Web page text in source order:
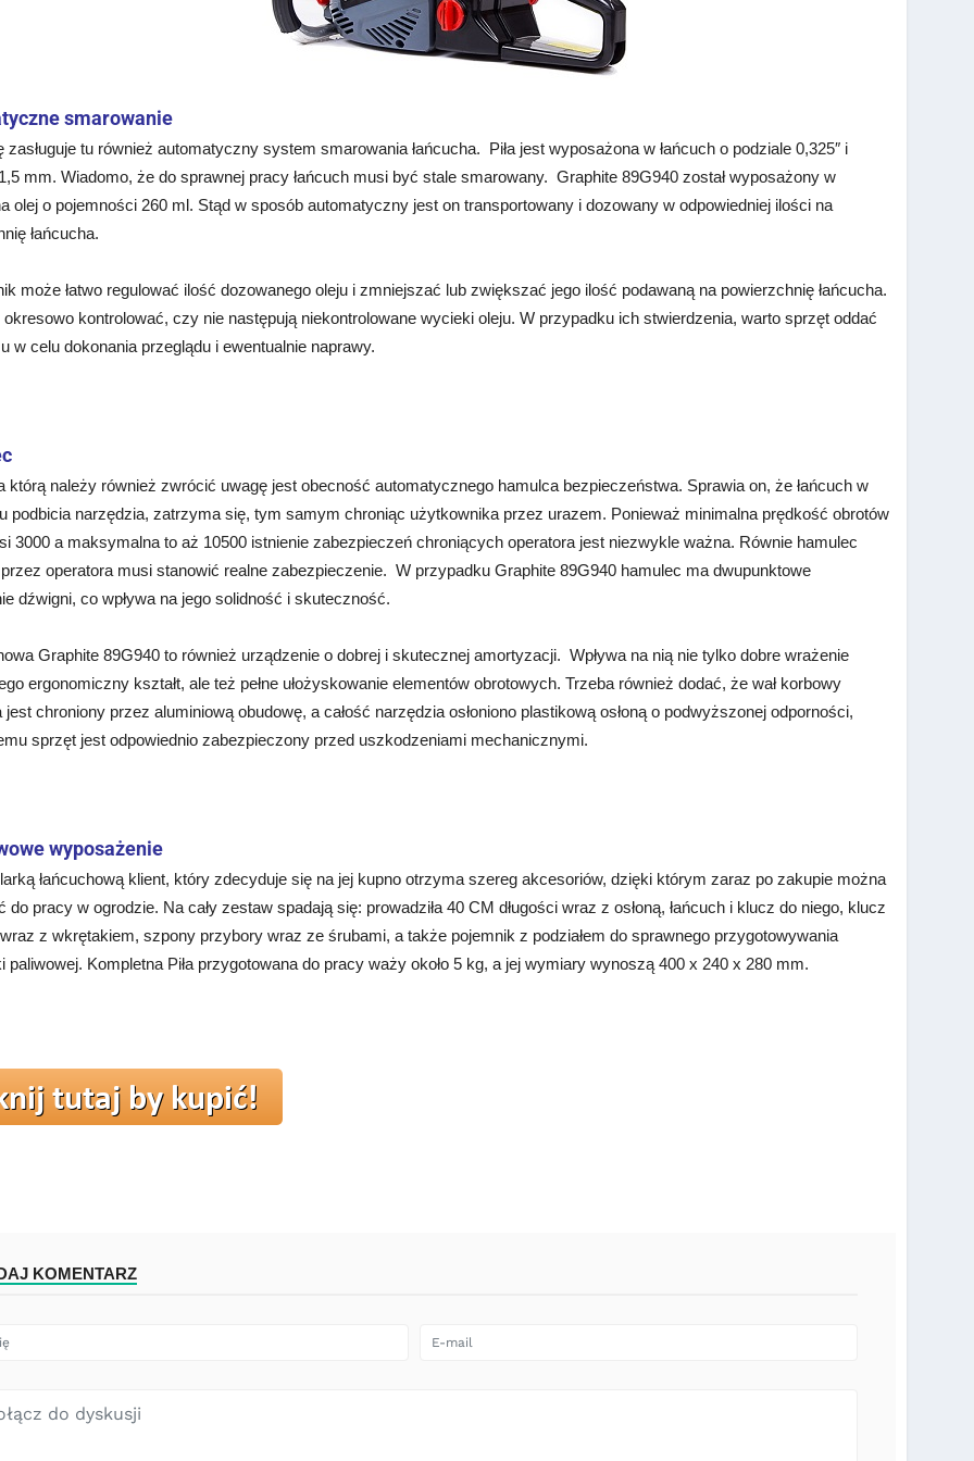
smarowanie
zasługuje tu również automatyczny system smarowania łańcucha. Piła jest wyposażona w łańcuch o podziale 0,325″ i
mm. Wiadomo, że do sprawnej pracy łańcuch musi być stale smarowany. Graphite 89G940 został wyposażony w
olej o pojemności 260 ml. Stąd w sposób automatyczny jest on transportowany i dozowany w odpowiedniej ilości na
łańcucha.
może łatwo regulować ilość dozowanego oleju i zmniejszać lub zwiększać jego ilość podawaną na powierzchnię łańcucha.
okresowo kontrolować, czy nie następują niekontrolowane wycieki oleju. W przypadku ich stwierdzenia, warto sprzęt oddać
w celu dokonania przeglądu i ewentualnie naprawy.
którą należy również zwrócić uwagę jest obecność automatycznego hamulca bezpieczeństwa. Sprawia on, że łańcuch w
podbicia narzędzia, zatrzyma się, tym samym chroniąc użytkownika przez urazem. Ponieważ minimalna prędkość obrotów
3000 a maksymalna to aż 10500 istnienie zabezpieczeń chroniących operatora jest niezwykle ważna. Równie hamulec
operatora musi stanowić realne zabezpieczenie. W przypadku Graphite 89G940 hamulec ma dwupunktowe
dźwigni, co wpływa na jego solidność i skuteczność.
Graphite 89G940 to również urządzenie o dobrej i skutecznej amortyzacji. Wpływa na nią nie tylko dobre wrażenie
ergonomiczny kształt, ale też pełne ułożyskowanie elementów obrotowych. Trzeba również dodać, że wał korbowy
jest chroniony przez aluminiową obudowę, a całość narzędzia osłoniono plastikową osłoną o podwyższonej odporności,
sprzęt jest odpowiednio zabezpieczony przed uszkodzeniami mechanicznymi.
wyposażenie
łańcuchową klient, który zdecyduje się na jej kupno otrzyma szereg akcesoriów, dzięki którym zaraz po zakupie można
do pracy w ogrodzie. Na cały zestaw spadają się: prowadziła 40 CM długości wraz z osłoną, łańcuch i klucz do niego, klucz
z wkrętakiem, szpony przybory wraz ze śrubami, a także pojemnik z podziałem do sprawnego przygotowywania
paliwowej. Kompletna Piła przygotowana do pracy waży około 5 kg, a jej wymiary wynoszą 400 x 240 x 280 mm.
KOMENTARZ